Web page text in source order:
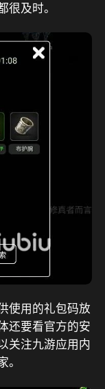
很及时。
使用的礼包码放
还要看官方的安
关注九游应用内
。